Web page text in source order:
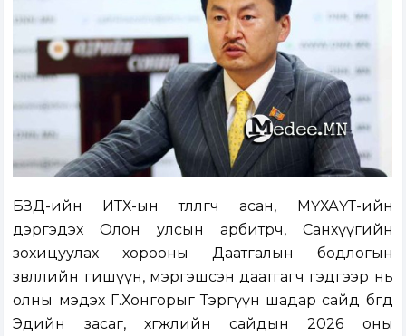
БЗД-ийн ИТХ-ын төлөөлөгч асан, МҮХАҮТ-ийн
дэргэдэх Олон улсын арбитрч, Санхүүгийн
зохицуулах хорооны Даатгалын бодлогын
зөвлөлийн гишүүн, мэргэшсэн даатгагч гэдгээр нь
олны мэдэх Г.Хонгорыг Тэргүүн шадар сайд бөгөөд
Эдийн засаг, хөгжлийн сайдын 2026 оны